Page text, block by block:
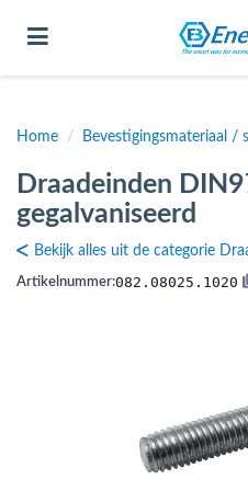
(Bevestigingsmateriaal /
(Buffervaten, hygiene
(Buizen & leidingen)
(Expansievaten)
(Gereedschap)
Toggle navigation
Home / Bevestigingsmateriaal /
Draadeinden
gegalvaniseerd
Bekijk alles uit de categorie
Artikelnummer:082.08025.1020